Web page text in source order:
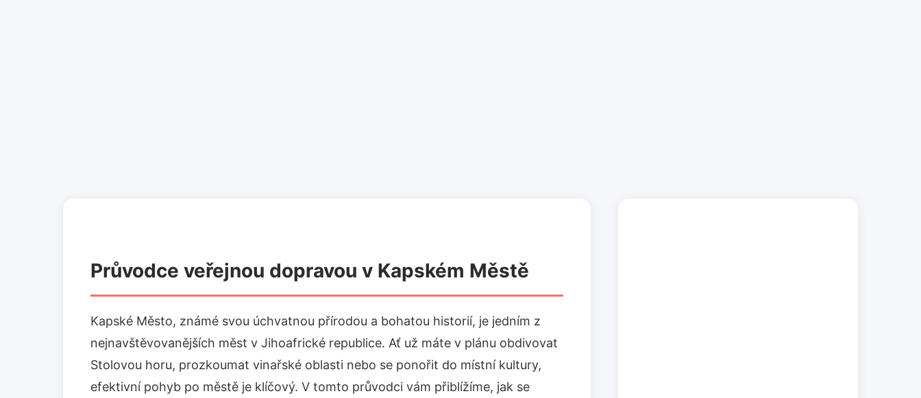
Průvodce veřejnou dopravou v Kapském Městě
Kapské Město, známé svou úchvatnou přírodou a bohatou historií, je jedním z
nejnavštěvovanějších měst v Jihoafrické republice. Ať už máte v plánu obdivovat
Stolovou horu, prozkoumat vinařské oblasti nebo se ponořit do místní kultury,
efektivní pohyb po městě je klíčový. V tomto průvodci vám přiblížíme, jak se